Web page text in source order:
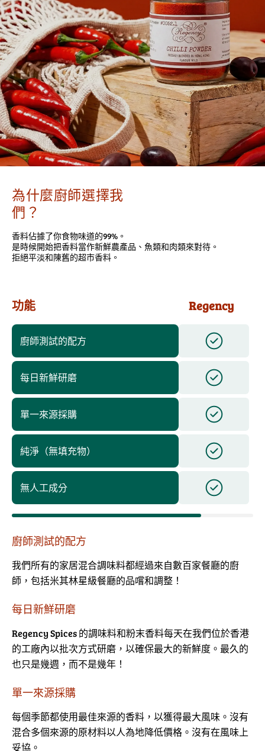
為什麼廚師選擇我
們？
香料佔據了你食物味道的99%。
是時候開始把香料當作新鮮農產品、魚類和肉類來對待。
拒絕平淡和陳舊的超市香料。
功能 Regency
廚師測試的配方
每日新鮮研磨
單一來源採購
純淨（無填充物）
無人工成分
廚師測試的配方
我們所有的家居混合調味料都經過來自數百家餐廳的廚
師，包括米其林星級餐廳的品嚐和調整！
每日新鮮研磨
Regency Spices 的調味料和粉末香料每天在我們位於香港
的工廠內以批次方式研磨，以確保最大的新鮮度。最久的
也只是幾週，而不是幾年！
單一來源採購
每個季節都使用最佳來源的香料，以獲得最大風味。沒有
混合多個來源的原材料以人為地降低價格。沒有在風味上
妥協。